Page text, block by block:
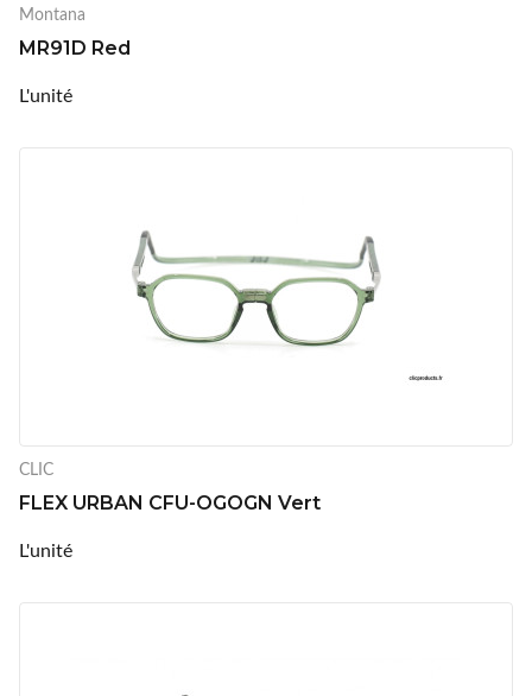
Montana
MR91D Red
L'unité
CLIC
FLEX URBAN CFU-OGOGN Vert
L'unité